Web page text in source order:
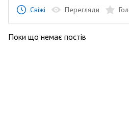
Свіжі Перегляди
Поки що немає постів